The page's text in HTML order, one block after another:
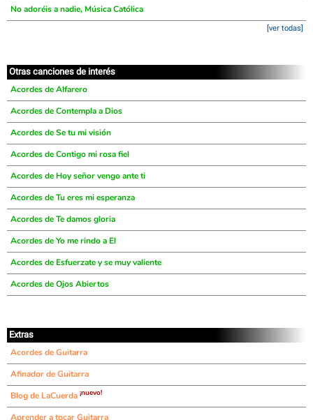
No adoréis a nadie, Música Católica
[ver todas]
Otras canciones de interés
Acordes de Alfarero
Acordes de Contempla a Dios
Acordes de Se tu mi visión
Acordes de Contigo mi rosa fiel
Acordes de Hoy señor vengo ante ti
Acordes de Tu eres mi esperanza
Acordes de Te damos gloria
Acordes de Yo me rindo a El
Acordes de Esfuerzate y se muy valiente
Acordes de Ojos Abiertos
Extras
Acordes de Guitarra
Afinador de Guitarra
Blog de LaCuerda ¡nuevo!
Aprender a tocar Guitarra